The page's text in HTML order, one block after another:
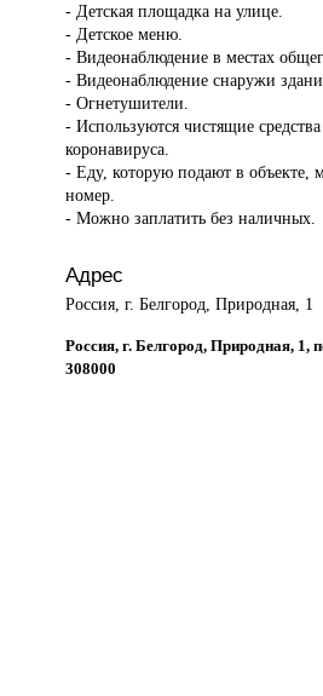
- Детская площадка на улице.
- Детское меню.
- Видеонаблюдение в местах
- Видеонаблюдение снаружи
- Огнетушители.
- Используются чистящие
коронавируса.
- Еду, которую подают в объекте,
номер.
- Можно заплатить без наличных.
Адрес
Россия, г. Белгород, Природная, 1
Россия, г. Белгород, Природная, 1,
308000